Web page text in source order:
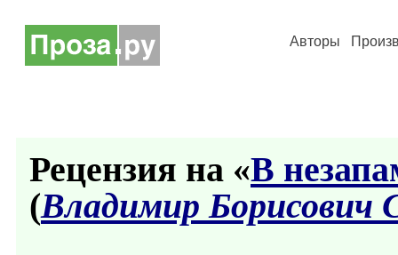
Авторы
Рецензия на «В
(Владимир Борисович